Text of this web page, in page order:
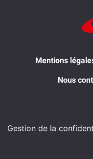
Mentions
Nous
Gestion de la